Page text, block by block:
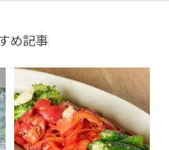
め記事